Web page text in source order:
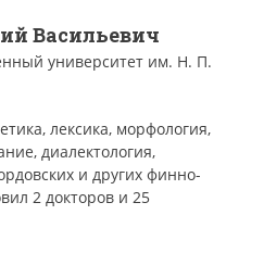
Васильевич
университет им. Н. П.
лексика, морфология,
диалектология,
и других финно-
2 докторов и 25